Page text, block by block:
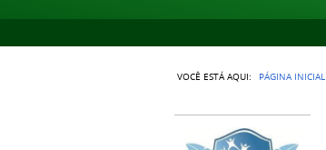
VOCÊ ESTÁ AQUI: PÁGINA INICIAL